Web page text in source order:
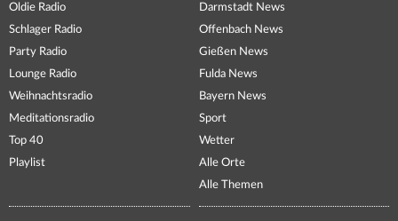
Oldie Radio
Schlager Radio
Party Radio
Lounge Radio
Weihnachtsradio
Meditationsradio
Top 40
Playlist
Darmstadt News
Offenbach News
Gießen News
Fulda News
Bayern News
Sport
Wetter
Alle Orte
Alle Themen